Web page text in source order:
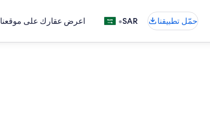
حمّل تطبيقنا SAR
• اعرض عقارك على موقعنا